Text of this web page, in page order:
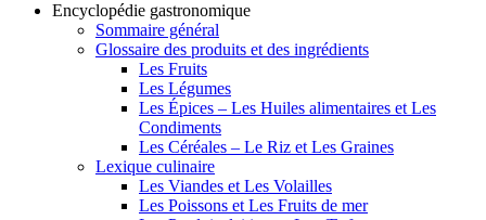
Encyclopédie gastronomique
Sommaire général
Glossaire des produits et des ingrédients
Les Fruits
Les Légumes
Les Épices – Les Huiles alimentaires et Les
Condiments
Les Céréales – Le Riz et Les Graines
Lexique culinaire
Les Viandes et Les Volailles
Les Poissons et Les Fruits de mer